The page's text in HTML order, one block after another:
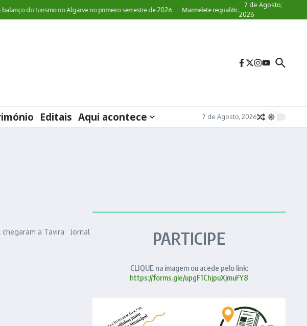
do turismo no Algarve no primeiro semestre de 2026 Marmelete requalifica paragens de autocarro
7 de Agosto,
2026
Editais Aqui acontece 7 de Agosto, 2026
chegaram a Tavira Jornal
PARTICIPE
CLIQUE na imagem ou acede pelo link:
https://forms.gle/upgF1ChjpuXjmuFY8